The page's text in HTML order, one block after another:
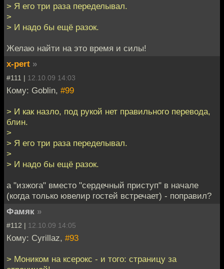
> Я его три раза переделывал.
>
> И надо бы ещё разок.
Желаю найти на это время и силы!
x-pert »
#111 | 12.10.09 14:03
Кому: Goblin, #99
> И как назло, под рукой нет правильного перевода,
блин.
>
> Я его три раза переделывал.
>
> И надо бы ещё разок.
а "изжога" вместо "сердечный приступ" в начале
(когда только ювелир гостей встречает) - поправил?
Фамяк »
#112 | 12.10.09 14:05
Кому: Cyrillaz, #93
> Моником на ксерокс - и того: страницу за